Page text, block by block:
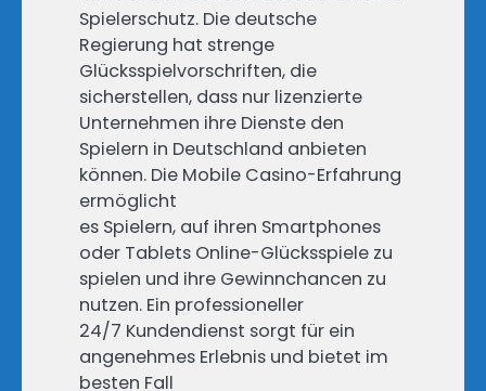
Spielerschutz. Die deutsche
Regierung hat strenge
Glücksspielvorschriften, die
sicherstellen, dass nur lizenzierte
Unternehmen ihre Dienste den
Spielern in Deutschland anbieten
können. Die Mobile Casino-Erfahrung
ermöglicht
es Spielern, auf ihren Smartphones
oder Tablets Online-Glücksspiele zu
spielen und ihre Gewinnchancen zu
nutzen. Ein professioneller
24/7 Kundendienst sorgt für ein
angenehmes Erlebnis und bietet im
besten Fall